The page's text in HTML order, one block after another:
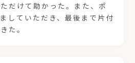
だけて助かった。また、ポ
していただき、最後まで片付
た。